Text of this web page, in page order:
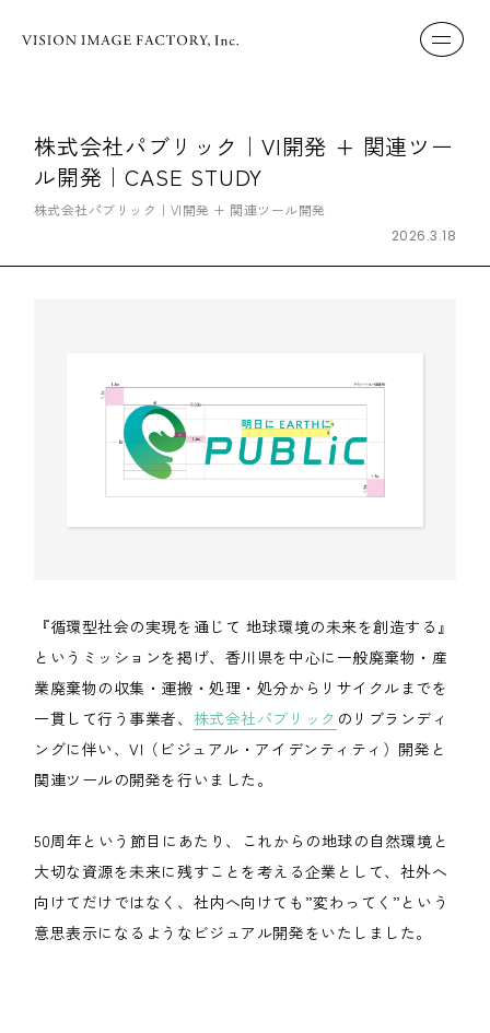
株式会社パブリック｜VI開発 + 関連ツー
ル開発｜CASE STUDY
株式会社パブリック｜VI開発 + 関連ツール開発
2026.3.18
『循環型社会の実現を通じて 地球環境の未来を創造する』
というミッションを掲げ、香川県を中心に一般廃棄物・産
業廃棄物の収集・運搬・処理・処分からリサイクルまでを
一貫して行う事業者、 株式会社パブリック のリブランディ
ングに伴い、VI（ビジュアル・アイデンティティ）開発と
関連ツールの開発を行いました。
50周年という節目にあたり、これからの地球の自然環境と
大切な資源を未来に残すことを考える企業として、社外へ
向けてだけではなく、社内へ向けても”変わってく”という
意思表示になるようなビジュアル開発をいたしました。